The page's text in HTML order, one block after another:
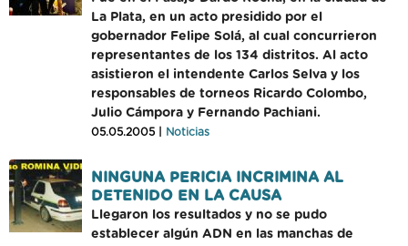
La Plata, en un acto presidido por el
gobernador Felipe Solá, al cual concurrieron
representantes de los 134 distritos. Al acto
asistieron el intendente Carlos Selva y los
responsables de torneos Ricardo Colombo,
Julio Cámpora y Fernando Pachiani.
05.05.2005 | Noticias
NINGUNA PERICIA INCRIMINA AL
DETENIDO EN LA CAUSA
Llegaron los resultados y no se pudo
establecer algún ADN en las manchas de